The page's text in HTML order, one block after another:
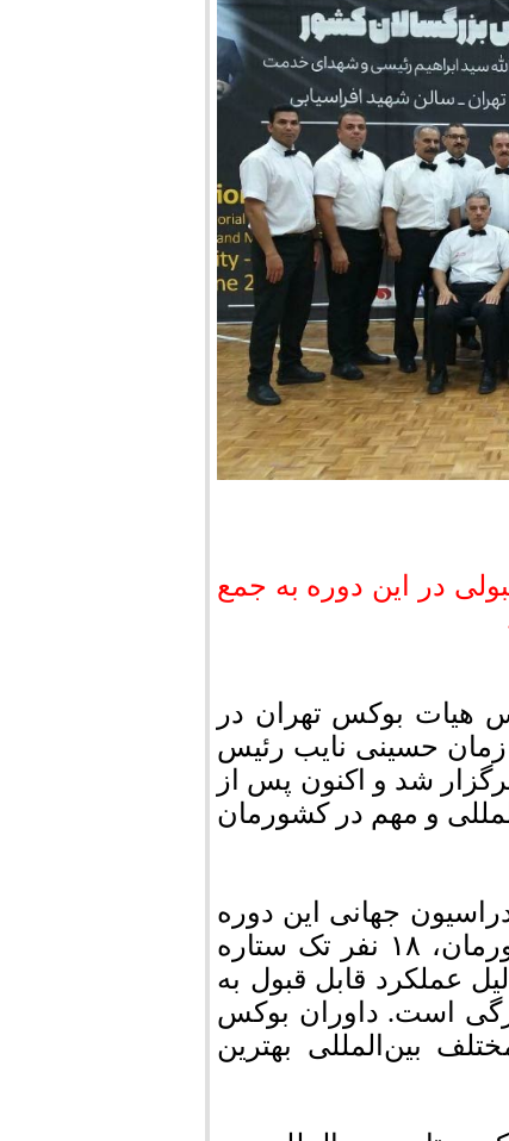
در این دوره به جمع
هیات بوکس تهران در
بار در سال ۲۰۱۶ که آن زمان حسینی نایب رئیس
شد و اکنون پس از
و مهم در کشورمان
جهانی این دوره
را زیر نظر داشتند که از جمع ۲۵ داور حاضر کشورمان، ۱۸ نفر تک ستاره
عملکرد قابل قبول به
بزرگی است. داوران بوکس
بین‌المللی بهترین